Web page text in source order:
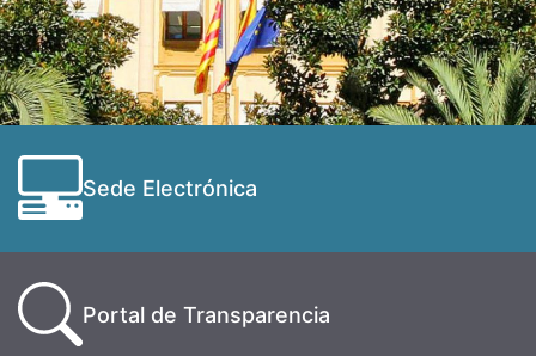
Sede Electrónica
Portal de Transparencia